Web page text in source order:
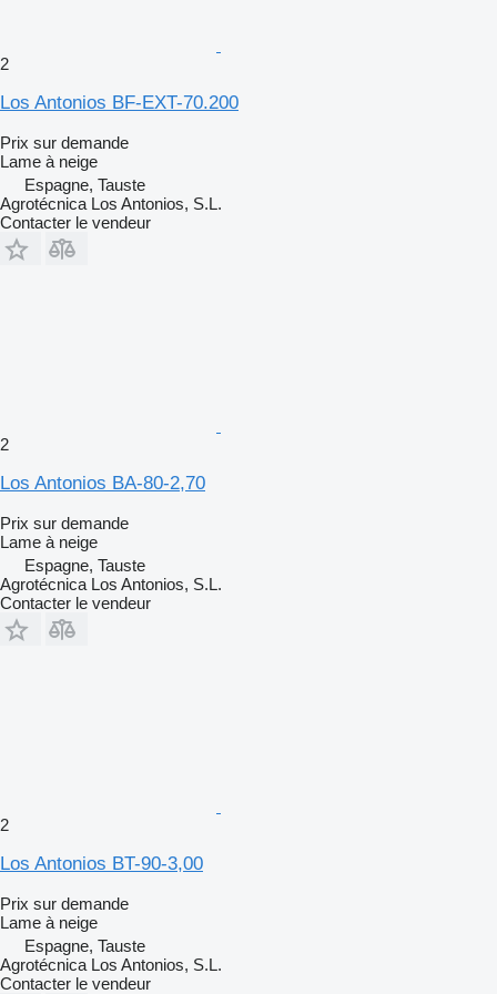
2
Los Antonios BF-EXT-70.200
Prix sur demande
Lame à neige
Espagne, Tauste
Agrotécnica Los Antonios, S.L.
Contacter le vendeur
2
Los Antonios BA-80-2,70
Prix sur demande
Lame à neige
Espagne, Tauste
Agrotécnica Los Antonios, S.L.
Contacter le vendeur
2
Los Antonios BT-90-3,00
Prix sur demande
Lame à neige
Espagne, Tauste
Agrotécnica Los Antonios, S.L.
Contacter le vendeur